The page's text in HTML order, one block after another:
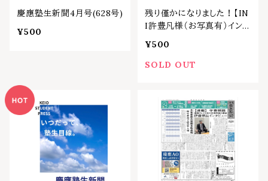
慶應塾生新聞4月号(628号)
¥500
残り僅かになりました！【IN
I許豊凡様（お写真有）インタ
聞 2026年5月号
¥500
SOLD OUT